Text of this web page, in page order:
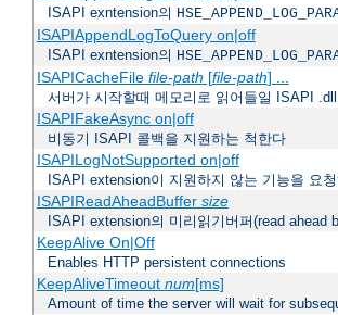
ISAPI exntension의
ISAPIAppendLogToQuery on|off
ISAPI exntension의
ISAPICacheFile file-path [file-path] ...
서버가 시작할때 메모리로 읽어들일 ISAPI
ISAPIFakeAsync on|off
비동기 ISAPI 콜백을 지원하는 척한다
ISAPILogNotSupported on|off
ISAPI extension이 지원하지 않는 기능을 요
ISAPIReadAheadBuffer size
ISAPI extension의 미리읽기버퍼(read ahead
KeepAlive On|Off
Enables HTTP persistent connections
KeepAliveTimeout num[ms]
Amount of time the server will wait for